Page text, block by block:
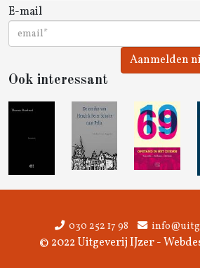
E-mail
Aanmelden
Ook interessant
030 252 17 98
© 2022 Uitgeverij IJzer -